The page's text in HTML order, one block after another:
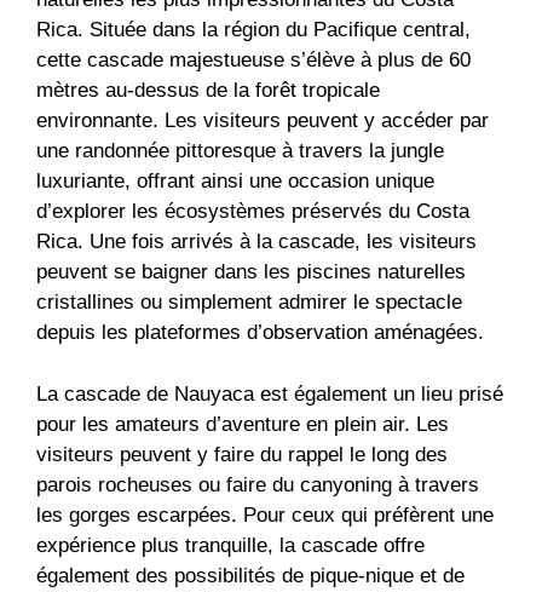
Rica. Située dans la région du Pacifique central,
cette cascade majestueuse s’élève à plus de 60
mètres au-dessus de la forêt tropicale
environnante. Les visiteurs peuvent y accéder par
une randonnée pittoresque à travers la jungle
luxuriante, offrant ainsi une occasion unique
d’explorer les écosystèmes préservés du Costa
Rica. Une fois arrivés à la cascade, les visiteurs
peuvent se baigner dans les piscines naturelles
cristallines ou simplement admirer le spectacle
depuis les plateformes d’observation aménagées.
La cascade de Nauyaca est également un lieu prisé
pour les amateurs d’aventure en plein air. Les
visiteurs peuvent y faire du rappel le long des
parois rocheuses ou faire du canyoning à travers
les gorges escarpées. Pour ceux qui préfèrent une
expérience plus tranquille, la cascade offre
également des possibilités de pique-nique et de